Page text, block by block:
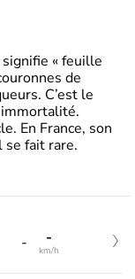
« feuille
de
C’est le
En France, son
se fait rare.
- -
km/h